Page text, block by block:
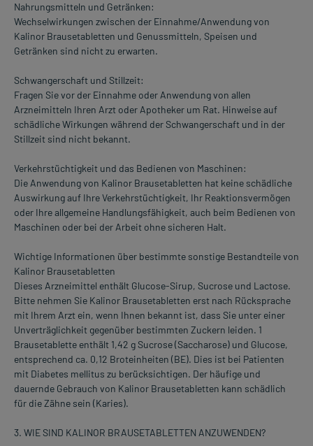
Nahrungsmitteln und Getränken:
Wechselwirkungen zwischen der Einnahme/Anwendung von
Kalinor Brausetabletten und Genussmitteln, Speisen und
Getränken sind nicht zu erwarten.
Schwangerschaft und Stillzeit:
Fragen Sie vor der Einnahme oder Anwendung von allen
Arzneimitteln Ihren Arzt oder Apotheker um Rat. Hinweise auf
schädliche Wirkungen während der Schwangerschaft und in der
Stillzeit sind nicht bekannt.
Verkehrstüchtigkeit und das Bedienen von Maschinen:
Die Anwendung von Kalinor Brausetabletten hat keine schädliche
Auswirkung auf Ihre Verkehrstüchtigkeit, Ihr Reaktionsvermögen
oder Ihre allgemeine Handlungsfähigkeit, auch beim Bedienen von
Maschinen oder bei der Arbeit ohne sicheren Halt.
Wichtige Informationen über bestimmte sonstige Bestandteile von
Kalinor Brausetabletten
Dieses Arzneimittel enthält Glucose-Sirup, Sucrose und Lactose.
Bitte nehmen Sie Kalinor Brausetabletten erst nach Rücksprache
mit Ihrem Arzt ein, wenn Ihnen bekannt ist, dass Sie unter einer
Unverträglichkeit gegenüber bestimmten Zuckern leiden. 1
Brausetablette enthält 1,42 g Sucrose (Saccharose) und Glucose,
entsprechend ca. 0,12 Broteinheiten (BE). Dies ist bei Patienten
mit Diabetes mellitus zu berücksichtigen. Der häufige und
dauernde Gebrauch von Kalinor Brausetabletten kann schädlich
für die Zähne sein (Karies).
3. WIE SIND KALINOR BRAUSETABLETTEN ANZUWENDEN?